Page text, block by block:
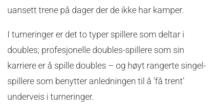
uansett trene på dager der de ikke har kamper.
I turneringer er det to typer spillere som deltar i
doubles; profesjonelle doubles-spillere som sin
karriere er å spille doubles – og høyt rangerte singel-
spillere som benytter anledningen til å ‘få trent’
underveis i turneringer.